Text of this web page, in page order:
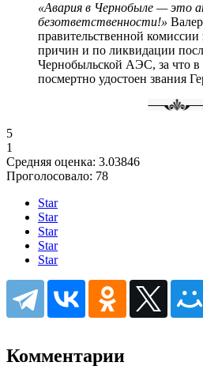
«Авария в Чернобыле — это
безответственности!»
правительственной
причин и по ликвидации
Чернобыльской АЭС, за что в
посмертно удостоен звания
5
1
Средняя оценка: 3.03846
Проголосовало: 78
Star
Star
Star
Star
Star
Комментарии